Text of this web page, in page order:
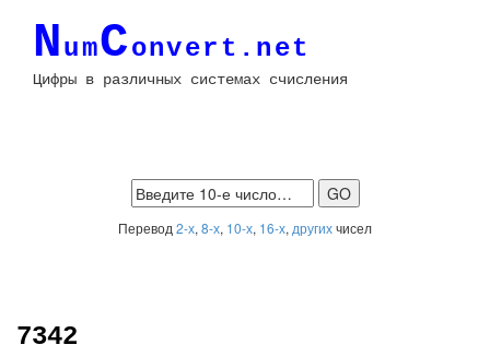
NumConvert.net
Цифры в различных системах счисления
Перевод 2-х, 8-х, 10-х, 16-х, другихчисел
7342